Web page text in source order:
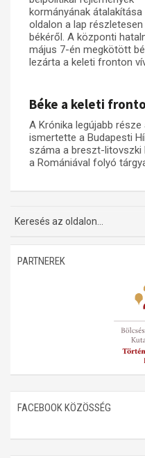
kormányának
oldalon a lap
békéről. A központi
május 7-én megkötött
lezárta a keleti fronton
Béke a keleti
A Krónika legújabb
ismertette a Budapesti
száma a breszt-litovszki
a Romániával folyó
PARTNEREK
FACEBOOK KÖZÖSSÉG